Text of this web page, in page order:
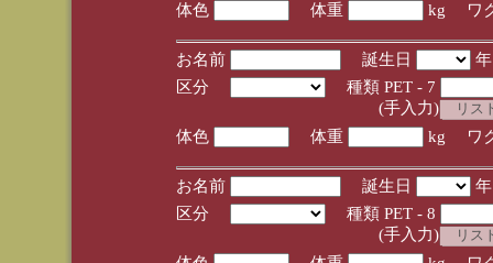
体色
体重 kg ワ
お名前 誕生日
区分
種類 PET - 7
(手入力)
体色
体重 kg ワ
お名前 誕生日
区分
種類 PET - 8
(手入力)